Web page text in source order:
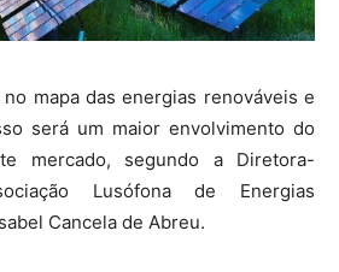
mapa das energias renováveis e
será um maior envolvimento do
mercado, segundo a Diretora-
Lusófona de Energias
Cancela de Abreu.